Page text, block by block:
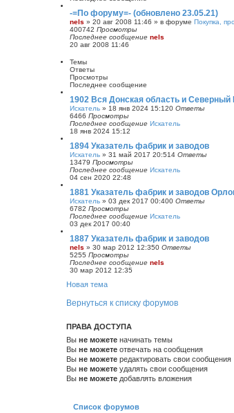
н
ы
й
п
о
-=По форуму=- (обновлено 23.05.21)
nels » 20 авг 2008 11:46 » в форуме Покупка,
400742 Просмотры
Последнее сообщение nels
20 авг 2008 11:46
Темы
Ответы
Просмотры
Последнее сообщение
1902 Вся Донская область и Северный
Искатель » 18 янв 2024 15:120 Ответы
6466 Просмотры
Последнее сообщение Искатель
18 янв 2024 15:12
1894 Указатель фабрик и заводов
Искатель » 31 май 2017 20:514 Ответы
13479 Просмотры
Последнее сообщение Искатель
04 сен 2020 22:48
1881 Указатель фабрик и заводов
Искатель » 03 дек 2017 00:400 Ответы
6782 Просмотры
Последнее сообщение Искатель
03 дек 2017 00:40
1887 Указатель фабрик и заводов
nels » 30 мар 2012 12:350 Ответы
5255 Просмотры
Последнее сообщение nels
30 мар 2012 12:35
Новая тема
Вернуться к списку форумов
ПРАВА ДОСТУПА
Вы не можете начинать темы
Вы не можете отвечать на сообщения
Вы не можете редактировать свои сообщения
Вы не можете удалять свои сообщения
Вы не можете добавлять вложения
Список форумов